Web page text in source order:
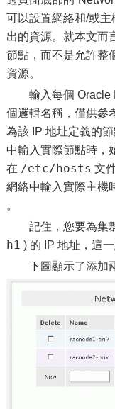
可以設置網絡和/或
出的資源。就本文而
節點，而不是允許整
資源。
輸入每個 Oracle
個邏輯名稱，僅供參
為該 IP 地址定義的
中輸入實際節點時，
在 /etc/hosts 文
網絡中輸入實際主機
。
記住，您要為集
h1 ) 的 IP 地址，這一
下圖顯示了添加